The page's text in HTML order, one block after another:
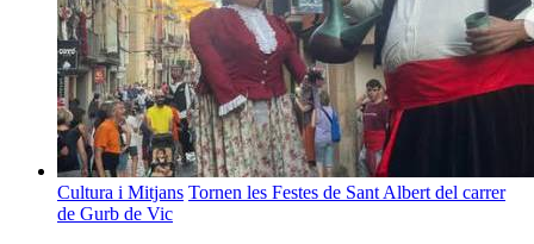
Cultura i Mitjans Tornen les Festes de Sant Albert del carrer
de Gurb de Vic